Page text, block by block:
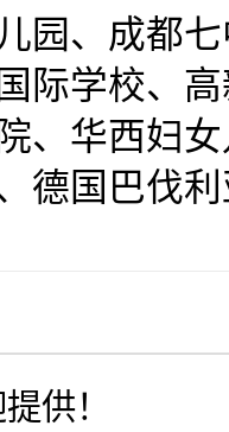
行约5分钟
块。便捷
亩，规划
面积为110
园、成都
际学校、
、华西妇
德国巴伐
宜家、欧
、海洋公
供！